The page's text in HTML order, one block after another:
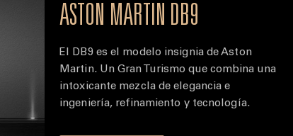
ASTON MARTIN DB9
El DB9 es el modelo insignia de Aston
Martin. Un Gran Turismo que combina una
intoxicante mezcla de elegancia e
ingeniería, refinamiento y tecnología.